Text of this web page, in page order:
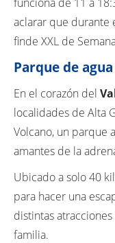
aclarar que durante
finde XXL de
Parque de
En el corazón del
localidades de Alta
Volcano, un parque
amantes de la
Ubicado a solo 40
para hacer una
distintas
familia.